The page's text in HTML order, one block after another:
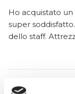
Ho acquistato
super
dello staff.